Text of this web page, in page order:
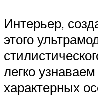
Интерьер,
этого
легко узнаваем
характерных